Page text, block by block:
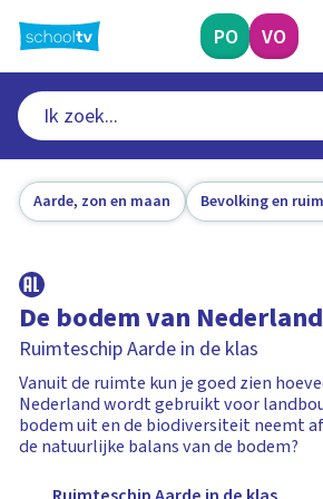
naar
hoofdinhoud
PO VO
Aarde, zon en maan Bevolking en
De bodem van Nederland
Ruimteschip Aarde in de klas
Vanuit de ruimte kun je goed zien
Nederland wordt gebruikt voor
bodem uit en de biodiversiteit neemt
de natuurlijke balans van de bodem?